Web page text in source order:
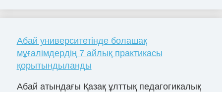
Абай университетінде болашақ
мұғалімдердің 7 айлық практикасы
қорытындыланды
Абай атындағы Қазақ ұлттық педагогикалық